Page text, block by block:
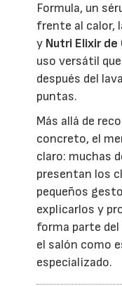
Formula, un
frente al calor,
y Nutri Elixir de
uso versátil
después del
puntas.
Más allá de
concreto, el
claro: muchas
presentan los
pequeños
explicarlos y
forma parte del
el salón como
especializado.